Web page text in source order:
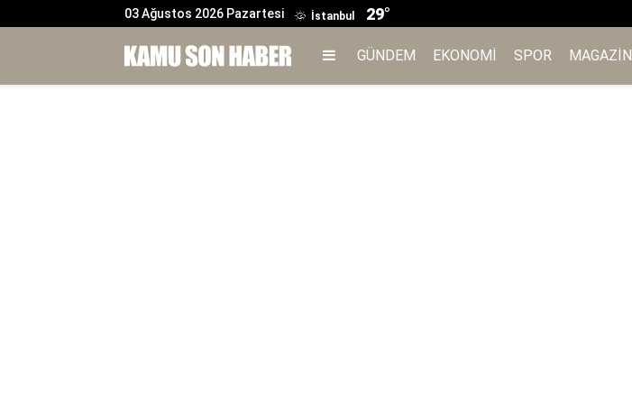
03 Ağustos 2026 Pazartesi İstanbul 29°
GÜNDEM EKONOMI SPOR MAGAZIN